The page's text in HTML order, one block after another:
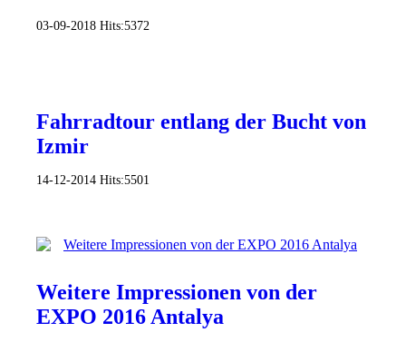
03-09-2018 Hits:5372
Fahrradtour entlang der Bucht von
Izmir
14-12-2014 Hits:5501
Weitere Impressionen von der
EXPO 2016 Antalya